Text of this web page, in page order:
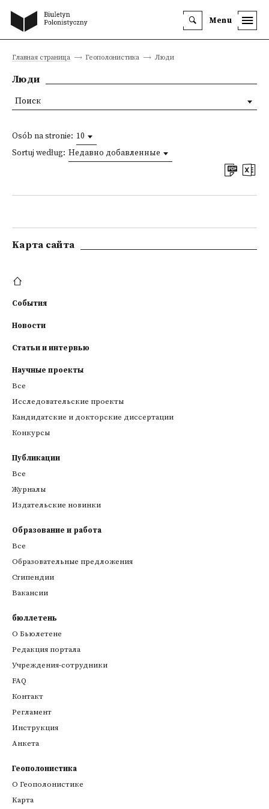
Menu
Главная страница Геополонистика Люди
Люди
Osób na stronie: 10
Sortuj według: Недавно добавленные
Поиск
Kарта сайта
События
Новости
Статьи и интервью
Научные проекты
Все
Исследовательские проекты
Кандидатские и докторские диссертации
Конкурсы
Публикации
Все
Журналы
Издательские новинки
Образование и работа
Все
Образовательные предложения
Стипендии
Вакансии
бюллетень
О Бьюлетене
Редакция портала
Учреждения-сотрудники
FAQ
Контакт
Регламент
Инструкция
Анкета
Геополонистика
О Геополонистике
Kарта